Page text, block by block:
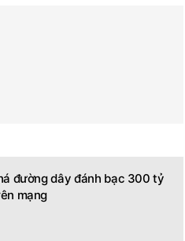
đường dây đánh bạc 300 tỷ
mạng